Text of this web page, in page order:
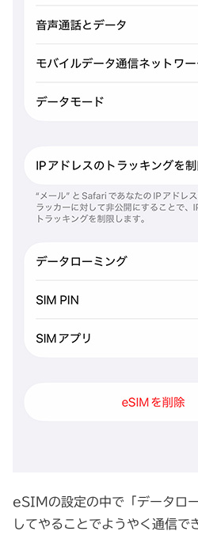
eSIMの設定の中で「データロ
してやることでようやく通信で